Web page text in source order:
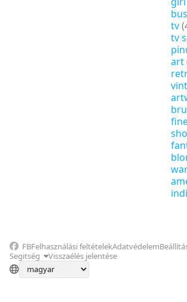
tv
tv
art
FBFelhasználási feltételekAdatvédelem
Segitség
Visszaélés jelentése